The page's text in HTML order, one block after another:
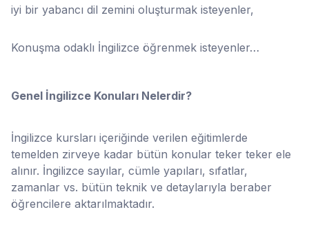
iyi bir yabancı dil zemini oluşturmak isteyenler,
Konuşma odaklı İngilizce öğrenmek isteyenler…
Genel İngilizce Konuları Nelerdir?
İngilizce kursları içeriğinde verilen eğitimlerde
temelden zirveye kadar bütün konular teker teker ele
alınır. İngilizce sayılar, cümle yapıları, sıfatlar,
zamanlar vs. bütün teknik ve detaylarıyla beraber
öğrencilere aktarılmaktadır.